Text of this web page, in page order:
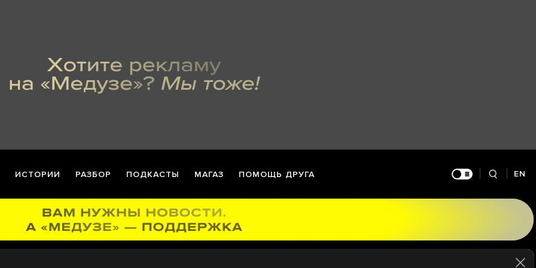
ИСТОРИИ РАЗБОР ПОДКАСТЫ МАГАЗ ПОМОЩЬ ДРУГА EN